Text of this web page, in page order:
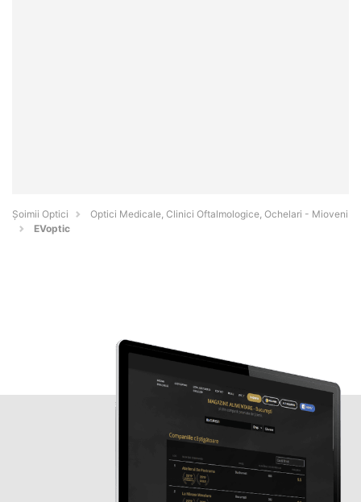
Șoimii Optici
Optici Medicale, Clinici Oftalmologice, Ochelari - Mioveni
EVoptic